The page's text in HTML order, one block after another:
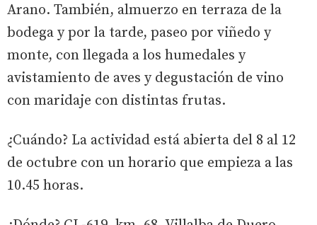
Arano. También, almuerzo en terraza de la
bodega y por la tarde, paseo por viñedo y
monte, con llegada a los humedales y
avistamiento de aves y degustación de vino
con maridaje con distintas frutas.
¿Cuándo? La actividad está abierta del 8 al 12
de octubre con un horario que empieza a las
10.45 horas.